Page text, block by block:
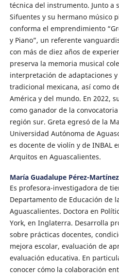
técnica del instrumento. Junto a
Sifuentes y su hermano músico
conforma el emprendimiento
y Piano”, un referente
con más de diez años de
preserva la memoria musical
interpretación de adaptaciones
tradicional mexicana, así como
América y del mundo. En 2022,
como ganador de la
región sur. Greta egresó de la
Universidad Autónoma de
es docente de violín y de INBAL
Arquitos en Aguascalientes.
María Guadalupe Pérez-Martínez
Es profesora-investigadora de
Departamento de Educación de
Aguascalientes. Doctora en
York, en Inglaterra. Desarrolla
sobre prácticas docentes,
mejora escolar, evaluación de
evaluación educativa. En
conocer cómo la colaboración